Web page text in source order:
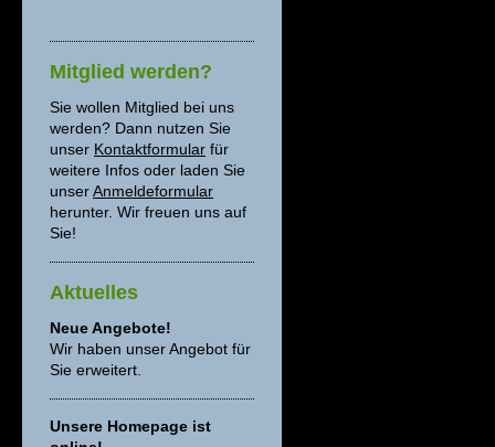
Mitglied werden?
Sie wollen Mitglied bei uns
werden? Dann nutzen Sie
unser Kontaktformular für
weitere Infos oder laden Sie
unserAnmeldeformular
herunter. Wir freuen uns auf
Sie!
Aktuelles
Neue Angebote!
Wir haben unser Angebot für
Sie erweitert.
Unsere Homepage ist